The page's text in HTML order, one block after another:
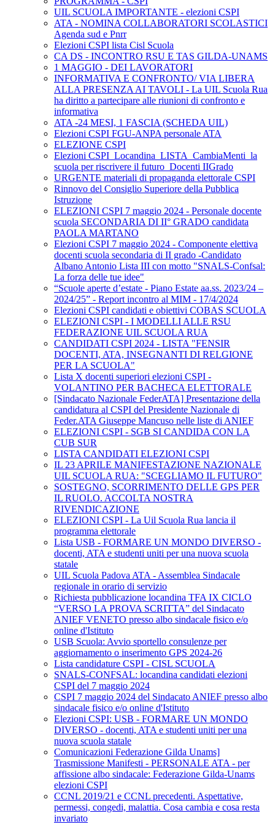
UIL SCUOLA IMPORTANTE - elezioni CSPI
ATA - NOMINA COLLABORATORI SCOLASTICI
Agenda sud e Pnrr
Elezioni CSPI lista Cisl Scuola
CA DS - INCONTRO RSU E TAS GILDA-UNAMS
1 MAGGIO - DEI LAVORATORI
INFORMATIVA E CONFRONTO/ VIA LIBERA
ALLA PRESENZA AI TAVOLI - La UIL Scuola Rua
ha diritto a partecipare alle riunioni di confronto e
informativa
ATA -24 MESI, 1 FASCIA (SCHEDA UIL)
Elezioni CSPI FGU-ANPA personale ATA
ELEZIONE CSPI
Elezioni CSPI_Locandina_LISTA_CambiaMenti_la
scuola per riscrivere il futuro_Docenti IIGrado
URGENTE materiali di propaganda elettorale CSPI
Rinnovo del Consiglio Superiore della Pubblica
Istruzione
ELEZIONI CSPI 7 maggio 2024 - Personale docente
scuola SECONDARIA DI II° GRADO candidata
PAOLA MARTANO
Elezioni CSPI 7 maggio 2024 - Componente elettiva
docenti scuola secondaria di II grado -Candidato
Albano Antonio Lista III con motto "SNALS-Confsal:
La forza delle tue idee"
“Scuole aperte d’estate - Piano Estate aa.ss. 2023/24 –
2024/25” - Report incontro al MIM - 17/4/2024
Elezioni CSPI candidati e obiettivi COBAS SCUOLA
ELEZIONI CSPI - I MODELLI ALLE RSU
FEDERAZIONE UIL SCUOLA RUA
CANDIDATI CSPI 2024 - LISTA "FENSIR
DOCENTI, ATA, INSEGNANTI DI RELGIONE
PER LA SCUOLA"
Lista X docenti superiori elezioni CSPI -
VOLANTINO PER BACHECA ELETTORALE
[Sindacato Nazionale FederATA] Presentazione della
candidatura al CSPI del Presidente Nazionale di
Feder.ATA Giuseppe Mancuso nelle liste di ANIEF
ELEZIONI CSPI - SGB SI CANDIDA CON LA
CUB SUR
LISTA CANDIDATI ELEZIONI CSPI
IL 23 APRILE MANIFESTAZIONE NAZIONALE
UIL SCUOLA RUA: "SCEGLIAMO IL FUTURO"
SOSTEGNO, SCORRIMENTO DELLE GPS PER
IL RUOLO. ACCOLTA NOSTRA
RIVENDICAZIONE
ELEZIONI CSPI - La Uil Scuola Rua lancia il
programma elettorale
Lista USB - FORMARE UN MONDO DIVERSO -
docenti, ATA e studenti uniti per una nuova scuola
statale
UIL Scuola Padova ATA - Assemblea Sindacale
regionale in orario di servizio
Richiesta pubblicazione locandina TFA IX CICLO
“VERSO LA PROVA SCRITTA” del Sindacato
ANIEF VENETO presso albo sindacale fisico e/o
online d'Istituto
USB Scuola: Avvio sportello consulenze per
aggiornamento o inserimento GPS 2024-26
Lista candidature CSPI - CISL SCUOLA
SNALS-CONFSAL: locandina candidati elezioni
CSPI del 7 maggio 2024
CSPI 7 maggio 2024 del Sindacato ANIEF presso albo
sindacale fisico e/o online d'Istituto
Elezioni CSPI: USB - FORMARE UN MONDO
DIVERSO - docenti, ATA e studenti uniti per una
nuova scuola statale
Comunicazioni Federazione Gilda Unams]
Trasmissione Manifesti - PERSONALE ATA - per
affissione albo sindacale: Federazione Gilda-Unams
elezioni CSPI
CCNL 2019/21 e CCNL precedenti. Aspettative,
permessi, congedi, malattia. Cosa cambia e cosa resta
invariato